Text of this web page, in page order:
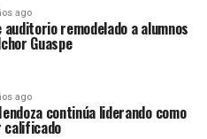
ago
remodelado a alumnos
Guaspe
ago
continúa liderando como
calificado